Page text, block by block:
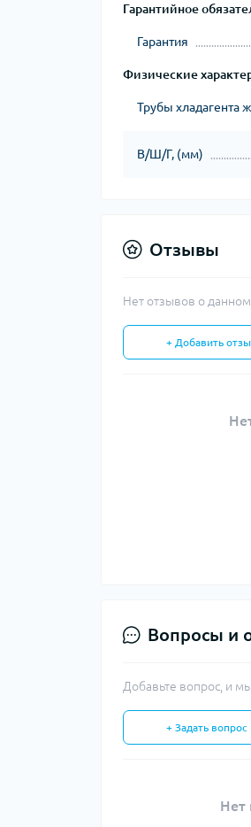
Гарантийное
Гарантия
Физические
Трубы хладагента
В/Ш/Г, (мм)
Отзывы
Нет отзывов о
+ Добавить
Вопросы и
Добавьте вопрос, и
+ Задать вопрос
Нет